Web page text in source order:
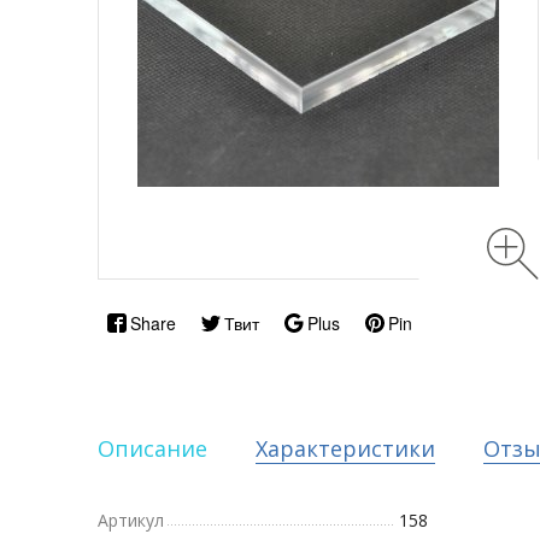
Share Твит Plus Pin
Описание Характеристики
Артикул
158